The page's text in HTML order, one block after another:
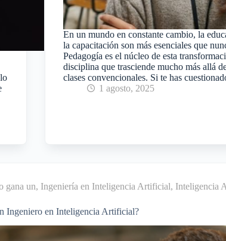
En un mundo en constante cambio, la
la capacitación son más esenciales que
Pedagogía es el núcleo de esta
disciplina que trasciende mucho más allá
clases convencionales. Si te has
1 agosto, 2025
gana un, Ingeniería en Inteligencia Artificial, Inteligencia
Ingeniero en Inteligencia Artificial?